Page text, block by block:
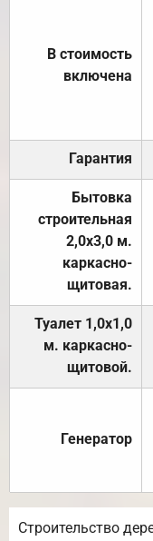
В стоимость
включена
Гарантия
Бытовка
строительная
2,0х3,0 м.
каркасно-
щитовая.
Туалет 1,0х1,0
м. каркасно-
щитовой.
Генератор
Строительство